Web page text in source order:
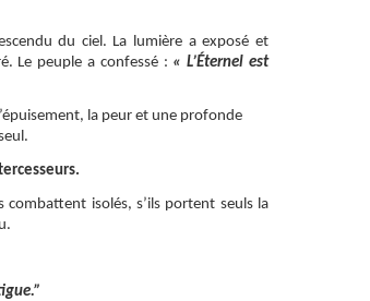
du ciel. La lumière a exposé et
Le peuple a confessé : « L’Éternel est
la peur et une profonde
combattent isolés, s’ils portent seuls la